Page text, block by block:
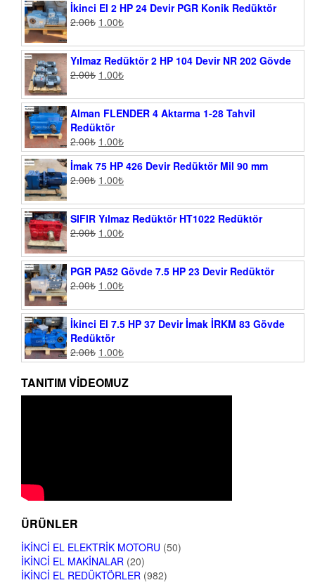
İkinci El 2 HP 24 Devir PGR Konik Redüktör
2.00₺ 1.00₺
Yılmaz Redüktör 2 HP 104 Devir NR 202 Gövde
2.00₺ 1.00₺
Alman FLENDER 4 Aktarma 1-28 Tahvil
Redüktör
2.00₺ 1.00₺
İmak 75 HP 426 Devir Redüktör Mil 90 mm
2.00₺ 1.00₺
SIFIR Yılmaz Redüktör HT1022 Redüktör
2.00₺ 1.00₺
PGR PA52 Gövde 7.5 HP 23 Devir Redüktör
2.00₺ 1.00₺
İkinci El 7.5 HP 37 Devir İmak İRKM 83 Gövde
Redüktör
2.00₺ 1.00₺
TANITIM VIDEOMUZ
ÜRÜNLER
İKINCI EL ELEKTRIK MOTORU (50)
İKINCI EL MAKINALAR (20)
İKINCI EL REDÜKTÖRLER (982)